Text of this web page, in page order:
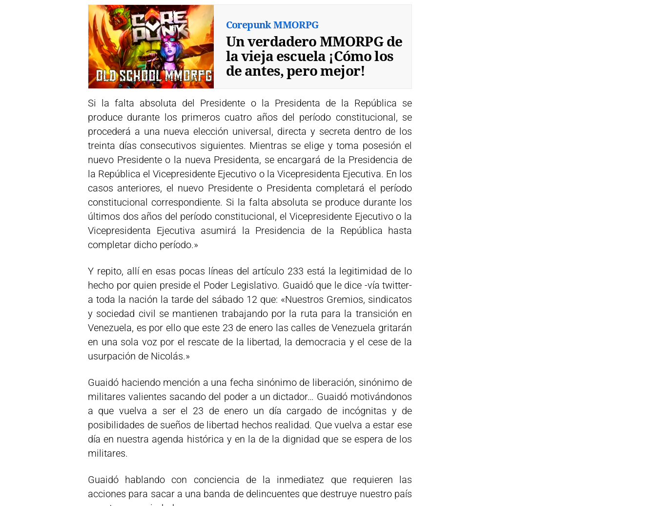
Corepunk MMORPG
Un verdadero MMORPG de
la vieja escuela ¡Cómo los
de antes, pero mejor!
Si la falta absoluta del Presidente o la Presidenta de la República se
produce durante los primeros cuatro años del período constitucional, se
procederá a una nueva elección universal, directa y secreta dentro de los
treinta días consecutivos siguientes. Mientras se elige y toma posesión el
nuevo Presidente o la nueva Presidenta, se encargará de la Presidencia de
la República el Vicepresidente Ejecutivo o la Vicepresidenta Ejecutiva. En los
casos anteriores, el nuevo Presidente o Presidenta completará el período
constitucional correspondiente. Si la falta absoluta se produce durante los
últimos dos años del período constitucional, el Vicepresidente Ejecutivo o la
Vicepresidenta Ejecutiva asumirá la Presidencia de la República hasta
completar dicho período.»
Y repito, allí en esas pocas líneas del artículo 233 está la legitimidad de lo
hecho por quien preside el Poder Legislativo. Guaidó que le dice -vía twitter-
a toda la nación la tarde del sábado 12 que: «Nuestros Gremios, sindicatos
y sociedad civil se mantienen trabajando por la ruta para la transición en
Venezuela, es por ello que este 23 de enero las calles de Venezuela gritarán
en una sola voz por el rescate de la libertad, la democracia y el cese de la
usurpación de Nicolás.»
Guaidó haciendo mención a una fecha sinónimo de liberación, sinónimo de
militares valientes sacando del poder a un dictador… Guaidó motivándonos
a que vuelva a ser el 23 de enero un día cargado de incógnitas y de
posibilidades de sueños de libertad hechos realidad. Que vuelva a estar ese
día en nuestra agenda histórica y en la de la dignidad que se espera de los
militares.
Guaidó hablando con conciencia de la inmediatez que requieren las
acciones para sacar a una banda de delincuentes que destruye nuestro país